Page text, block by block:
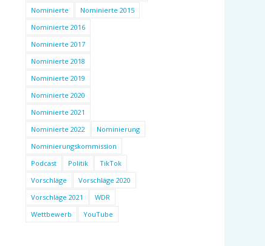
Nominierte
Nominierte 2015
Nominierte 2016
Nominierte 2017
Nominierte 2018
Nominierte 2019
Nominierte 2020
Nominierte 2021
Nominierte 2022
Nominierung
Nominierungskommission
Podcast
Politik
TikTok
Vorschläge
Vorschläge 2020
Vorschläge 2021
WDR
Wettbewerb
YouTube